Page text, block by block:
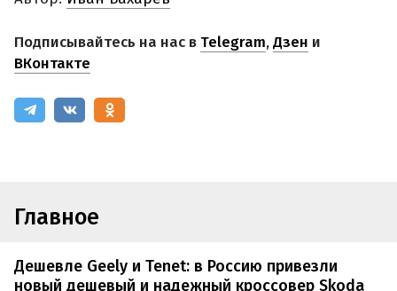
Подписывайтесь на нас в Telegram,Дзен и
ВКонтакте
Главное
Дешевле Geely и Tenet: в Россию привезли
новый дешевый и надежный кроссовер Skoda